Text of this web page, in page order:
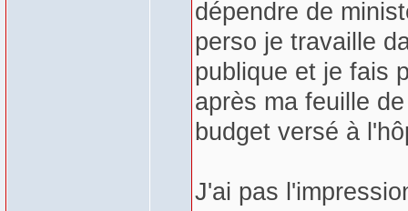
dépendre de
perso je travaille
publique et je fais
après ma feuille
budget versé à
J'ai pas